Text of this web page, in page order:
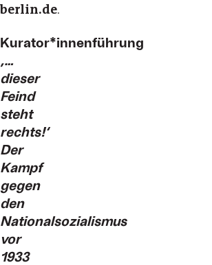
berlin.de.
Kurator*innenführung
‚…
dieser
Feind
steht
rechts!‘
Der
Kampf
gegen
den
Nationalsozialismus
vor
1933